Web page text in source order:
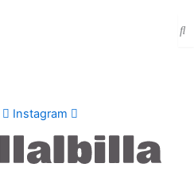
Instagram